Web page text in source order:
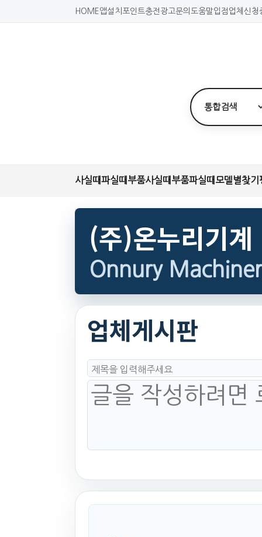
HOME 앱설치 포인트충전 광고문의 도움말입점업체신청
사실때파실때 부품사실때 부품파실때 모델별찾기
(주)온누리기계
Onnury
업체게시판